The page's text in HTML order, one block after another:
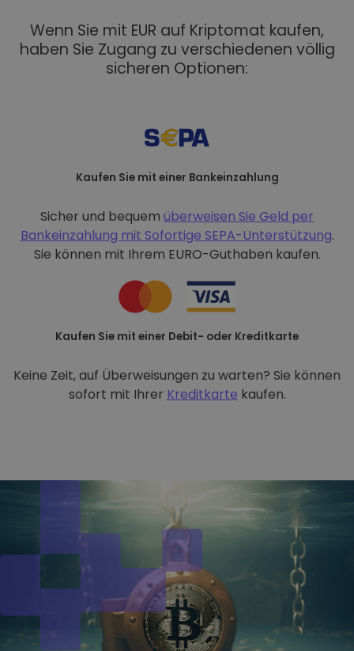
Wenn Sie mit EUR auf Kriptomat kaufen,
haben Sie Zugang zu verschiedenen völlig
sicheren Optionen:
Kaufen Sie mit einer Bankeinzahlung
Sicher und bequem überweisen Sie Geld per
Bankeinzahlung mit Sofortige SEPA-Unterstützung.
Sie können mit Ihrem EURO-Guthaben kaufen.
Kaufen Sie mit einer Debit- oder Kreditkarte
Keine Zeit, auf Überweisungen zu warten? Sie können
sofort mit Ihrer Kreditkarte kaufen.